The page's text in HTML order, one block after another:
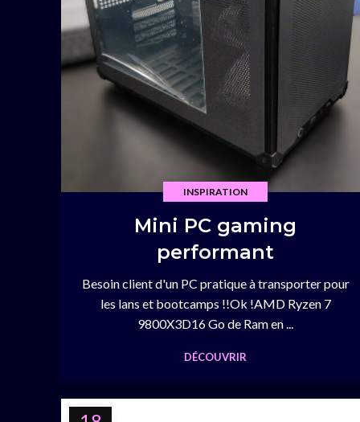
INSPIRATION
Mini PC gaming
performant
Besoin client d'un PC pratique à transporter pour
les lans et bootcamps !!Ok !AMD Ryzen 7
9800X3D16 Go de Ram en ...
DÉCOUVRIR